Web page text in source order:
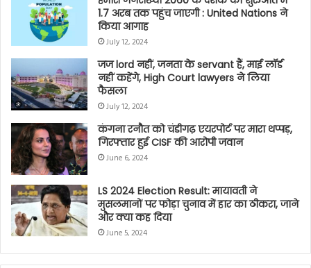
गिरफ्तार हुई CISF की आरोपी जवान
June 6, 2024
LS 2024 Election Result: मायावती ने
मुसलमानों पर फोड़ा चुनाव में हार का ठीकरा, जाने
और क्या कह दिया
अपराध